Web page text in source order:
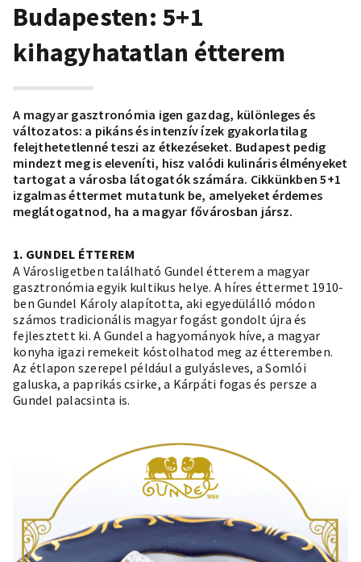
Budapesten: 5+1
kihagyhatatlan étterem
A magyar gasztronómia igen gazdag, különleges és
változatos: a pikáns és intenzív ízek gyakorlatilag
felejthetetlenné teszi az étkezéseket. Budapest pedig
mindezt meg is eleveníti, hisz valódi kulináris élményeket
tartogat a városba látogatók számára. Cikkünkben 5+1
izgalmas éttermet mutatunk be, amelyeket érdemes
meglátogatnod, ha a magyar fővárosban jársz.
1. GUNDEL ÉTTEREM
A Városligetben található Gundel étterem a magyar
gasztronómia egyik kultikus helye. A híres éttermet 1910-
ben Gundel Károly alapította, aki egyedülálló módon
számos tradicionális magyar fogást gondolt újra és
fejlesztett ki. A Gundel a hagyományok híve, a magyar
konyha igazi remekeit kóstolhatod meg az étteremben.
Az étlapon szerepel például a gulyásleves, a Somlói
galuska, a paprikás csirke, a Kárpáti fogas és persze a
Gundel palacsinta is.